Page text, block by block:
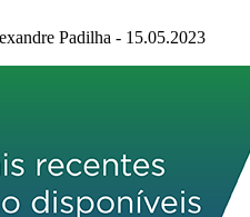
Padilha - 15.05.2023